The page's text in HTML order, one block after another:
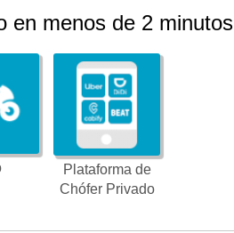
en menos de 2 minutos
Plataforma de
Chófer Privado